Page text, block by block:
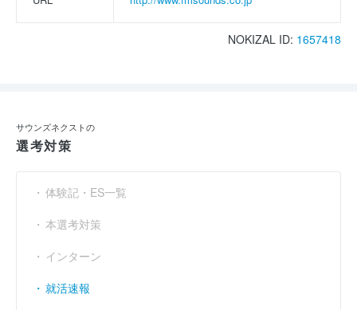
NOKIZAL ID: 1657418
サウンズネクストの
選考対策
体験記・ES一覧
本選考対策
インターン
就活速報